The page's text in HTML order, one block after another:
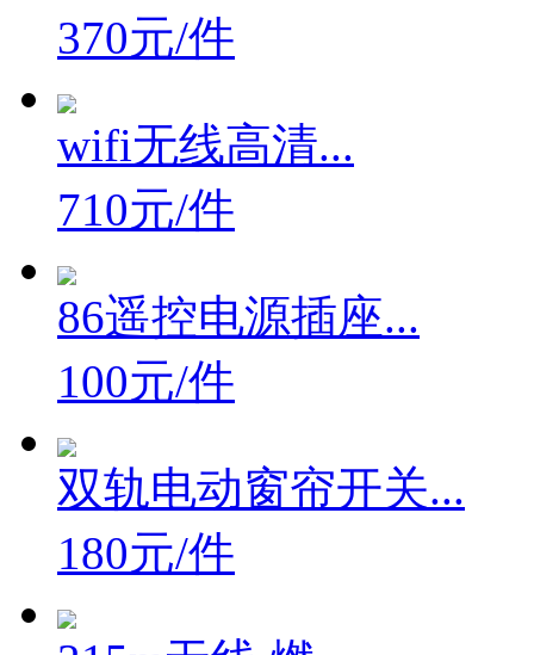
370元/件
wifi无线高清...
710元/件
86遥控电源插座...
100元/件
双轨电动窗帘开关...
180元/件